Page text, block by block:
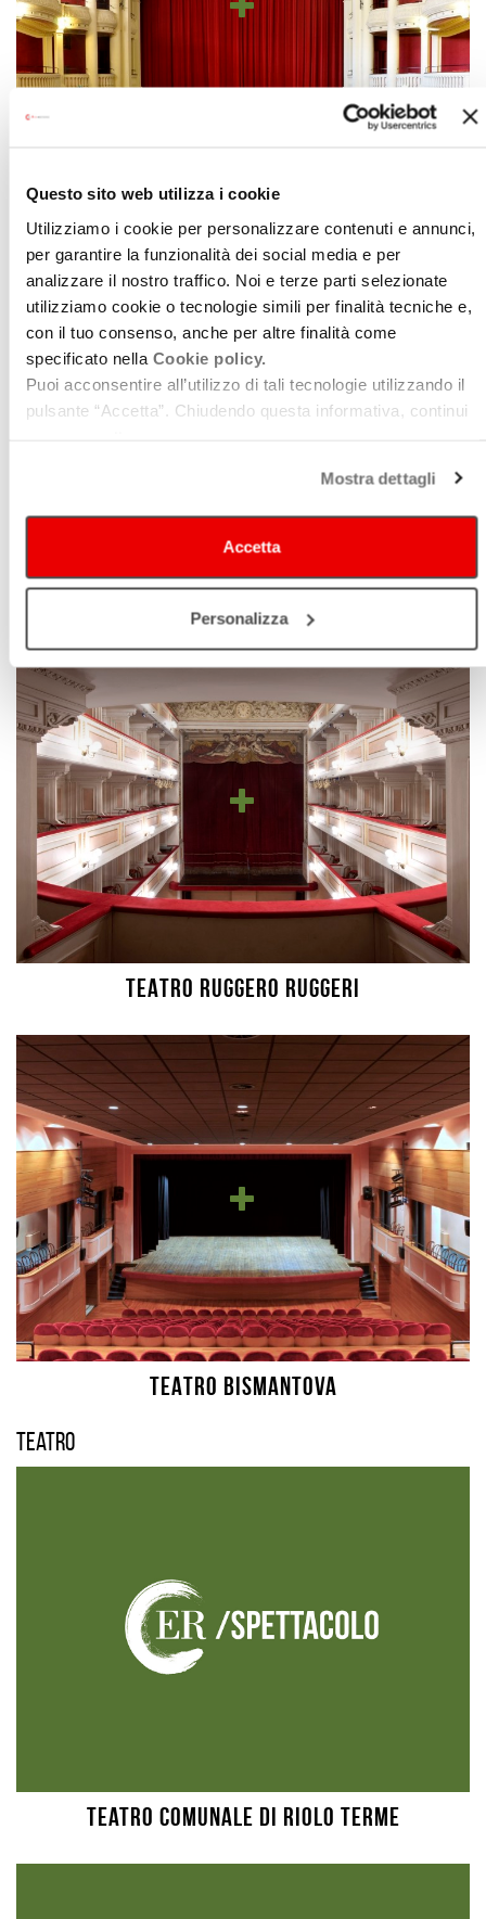
Questo sito web utilizza i cookie
Utilizziamo i cookie per personalizzare contenuti e annunci,
per garantire la funzionalità dei social media e per
analizzare il nostro traffico. Noi e terze parti selezionate
utilizziamo cookie o tecnologie simili per finalità tecniche e,
con il tuo consenso, anche per altre finalità come
specificato nella Cookie policy.
Puoi acconsentire all’utilizzo di tali tecnologie utilizzando il
pulsante “Accetta”. Chiudendo questa informativa, continui
Mostra dettagli
Accetta
Personalizza
TEATRO NUOVO
TEATRO COMUNALE MALATESTA
TEATRO RUGGERO RUGGERI
TEATRO BISMANTOVA
Teatro
Teatro Comunale di Riolo Terme